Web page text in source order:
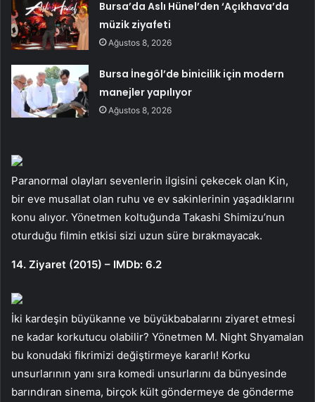
Bursa’da Aslı Hünel’den ‘Açıkhava’da
müzik ziyafeti
Ağustos 8, 2026
Bursa İnegöl’de binicilik için modern
manejler yapılıyor
Ağustos 8, 2026
Paranormal olayları sevenlerin ilgisini çekecek olan Kin,
bir eve musallat olan ruhu ve ev sakinlerinin yaşadıklarını
konu alıyor. Yönetmen koltuğunda Takashi Shimizu’nun
oturduğu filmin etkisi sizi uzun süre bırakmayacak.
14. Ziyaret (2015) – IMDb: 6.2
İki kardeşin büyükanne ve büyükbabalarını ziyaret etmesi
ne kadar korkutucu olabilir? Yönetmen M. Night Shyamalan
bu konudaki fikrimizi değiştirmeye kararlı! Korku
unsurlarının yanı sıra komedi unsurlarını da bünyesinde
barındıran sinema, birçok kült göndermeye de gönderme